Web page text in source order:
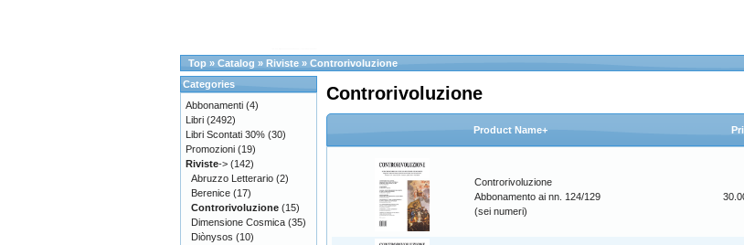
Top » Catalog » Riviste » Controrivoluzione
Controrivoluzione
Product Name+
Controrivoluzione
Abbonamento ai nn. 124/129
(sei numeri)
Categories
Abbonamenti (4)
Libri (2492)
Libri Scontati 30% (30)
Promozioni (19)
Riviste-> (142)
Abruzzo Letterario (2)
Berenice (17)
Controrivoluzione (15)
Dimensione Cosmica (35)
Diònysos (10)